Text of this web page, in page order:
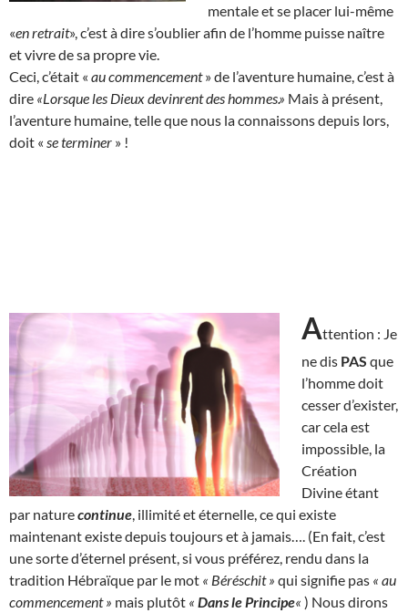
mentale et se placer lui-même
«en retrait», c’est à dire s’oublier afin de l’homme puisse naître
et vivre de sa propre vie.
Ceci, c’était « au commencement» de l’aventure humaine, c’est à
dire «Lorsque les Dieux devinrent des hommes.» Mais à présent,
l’aventure humaine, telle que nous la connaissons depuis lors,
doit « se terminer » !
Attention : Je
ne dis PAS que
l’homme doit
cesser d’exister,
car cela est
impossible, la
Création
Divine étant
par naturecontinue , illimité et éternelle, ce qui existe
maintenant existe depuis toujours et à jamais…. (En fait, c’est
une sorte d’éternel présent, si vous préférez, rendu dans la
tradition Hébraïque par le mot « Béréschit » qui signifie pas « au
commencement » mais plutôt « Dans le Principe« ) Nous dirons